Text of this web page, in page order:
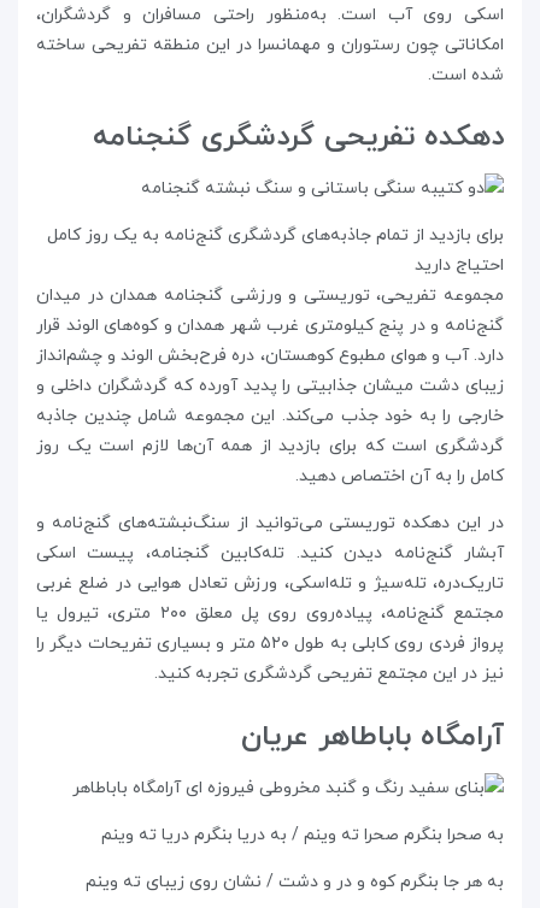
اسکی روی آب است. به‌منظور راحتی مسافران و گردشگران،
امکاناتی چون رستوران و مهمانسرا در این منطقه تفریحی ساخته
شده است.
دهکده تفریحی گردشگری گنجنامه
برای بازدید از تمام جاذبه‌های گردشگری گنج‌نامه به یک روز کامل
احتیاج دارید
مجموعه‌ تفریحی، توریستی و ورزشی گنجنامه‌ همدان در میدان
گنج‌نامه و در پنج کیلومتری غرب شهر همدان و کوه‌های الوند قرار
دارد. آب و هوای مطبوع کوهستان، دره فرح‌بخش الوند و چشم‌انداز
زیبای دشت میشان جذابیتی را پدید آورده که گردشگران داخلی و
خارجی را به خود جذب می‌کند. این مجموعه شامل چندین جاذبه‌
گردشگری است که برای بازدید از همه‌ آن‌ها لازم است یک روز
کامل را به آن اختصاص دهید.
در این دهکده توریستی می‌توانید از سنگ‌نبشته‌های گنج‌نامه و
آبشار گنج‌نامه دیدن کنید. تله‌کابین گنجنامه، پیست اسکی
تاریک‌دره، تله‌سیژ و تله‌اسکی، ورزش تعادل هوایی در ضلع غربی
مجتمع گنج‌نامه، پیاده‌روی روی پل معلق ۲۰۰ متری، تیرول یا
پرواز فردی روی کابلی به طول ۵۲۰ متر و بسیاری تفریحات دیگر را
نیز در این مجتمع تفریحی گردشگری تجربه کنید.
آرامگاه باباطاهر عریان
به صحرا بنگرم صحرا ته وینم / به دریا بنگرم دریا ته وینم
به هر جا بنگرم کوه و در و دشت / نشان روی زیبای ته وینم